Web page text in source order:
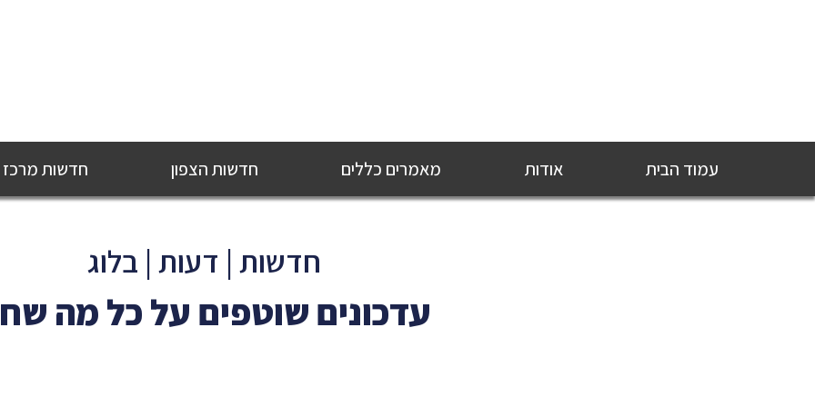
עמוד הבית אודות מאמרים כללים חדשות הצפון חדשות מרכז
חדשות | דעות | בלוג
עדכונים שוטפים על כל מה